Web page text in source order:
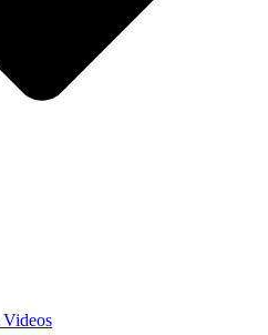
Videos